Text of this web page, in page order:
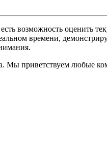
возможность оценить
времени,
Мы приветствуем любые